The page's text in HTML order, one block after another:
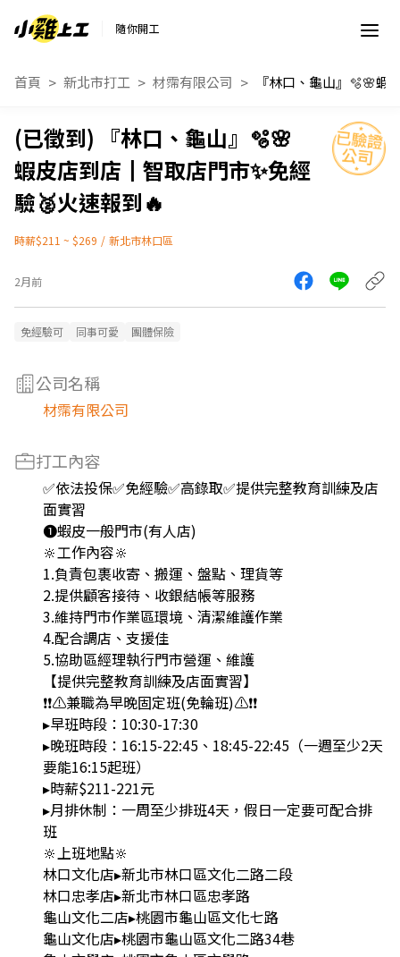
隨你開工
首頁 新北市打工 材霈有限公司
『林口、龜山』🫧🌸
蝦皮店到店┃智取店門市✨免經
驗🥈火速報到🔥
時薪$211 ~ $269 / 新北市林口區
2月前
免經驗可 同事可愛 團體保險
公司名稱
材霈有限公司
打工內容
✅依法投保✅免經驗✅高錄取✅提供完整教育訓練及店
面實習
❶蝦皮一般門市(有人店)
🔆工作內容🔆
1.負責包裹收寄、搬運、盤點、理貨等
2.提供顧客接待、收銀結帳等服務
3.維持門市作業區環境、清潔維護作業
4.配合調店、支援佳
5.協助區經理執行門市營運、維護
【提供完整教育訓練及店面實習】
❗❗⚠兼職為早晚固定班(免輪班)⚠❗❗
▸早班時段：10:30-17:30
▸晚班時段：16:15-22:45、18:45-22:45（一週至少2天
要能16:15起班）
▸時薪$211-221元
▸月排休制：一周至少排班4天，假日一定要可配合排
班
🔆上班地點🔆
林口文化店▸新北市林口區文化二路二段
林口忠孝店▸新北市林口區忠孝路
龜山文化二店▸桃園市龜山區文化七路
龜山文化店▸桃園市龜山區文化二路34巷